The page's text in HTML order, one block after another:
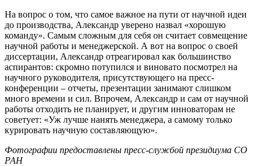
На вопрос о том, что самое важное на пути от научной идеи
до производства, Александр уверено назвал «хорошую
команду». Самым сложным для себя он считает совмещение
научной работы и менеджерской. А вот на вопрос о своей
диссертации, Александр отреагировал как большинство
аспирантов: скромно потупился и виновато посмотрел на
научного руководителя, присутствующего на пресс-
конференции – отчеты, презентации занимают слишком
много времени и сил. Впрочем, Александр и сам от научной
работы отходить не планирует, и другим инноваторам не
советует: «Уж лучше нанять менеджера, а самому только
курировать научную составляющую».
Фотографии предоставлены пресс-службой президиума СО
РАН